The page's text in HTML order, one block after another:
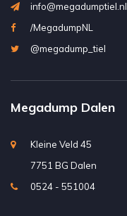
info@megadumptiel.nl
/MegadumpNL
@megadump_tiel
Megadump Dalen
Kleine Veld 45
7751 BG Dalen
0524 - 551004